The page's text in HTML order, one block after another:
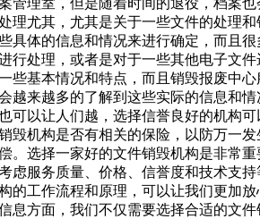
理尤其，尤其是关于一些文件的处理
具体的信息和情况来进行确定，而且
行处理，或者是对于一些其他电子文
些基本情况和特点，而且销毁报废中
越来越多的了解到这些实际的信息和
可以让人们越，选择信誉良好的机构
毁机构是否有相关的保险，以防万一
。选择一家好的文件销毁机构是非常
虑服务质量、价格、信誉度和技术支
的工作流程和原理，可以让我们更加
息方面，我们不仅需要选择合适的文